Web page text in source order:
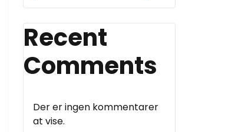
Recent
Comments
Der er ingen kommentarer
at vise.